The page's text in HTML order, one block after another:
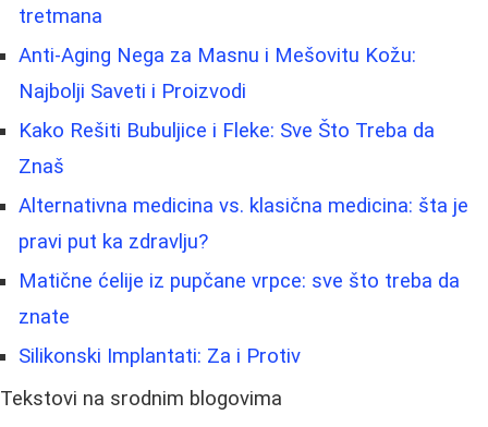
tretmana
Anti-Aging Nega za Masnu i Mešovitu Kožu:
Najbolji Saveti i Proizvodi
Kako Rešiti Bubuljice i Fleke: Sve Što Treba da
Znaš
Alternativna medicina vs. klasična medicina: šta je
pravi put ka zdravlju?
Matične ćelije iz pupčane vrpce: sve što treba da
znate
Silikonski Implantati: Za i Protiv
Tekstovi na srodnim blogovima